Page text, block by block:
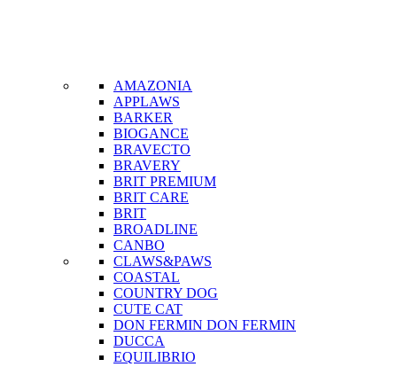
AMAZONIA
APPLAWS
BARKER
BIOGANCE
BRAVECTO
BRAVERY
BRIT PREMIUM
BRIT CARE
BRIT
BROADLINE
CANBO
CLAWS&PAWS
COASTAL
COUNTRY DOG
CUTE CAT
DON FERMIN DON FERMIN
DUCCA
EQUILIBRIO